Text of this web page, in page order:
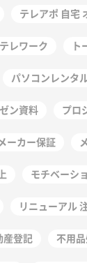
テレアポ 自宅
テレワーク ト
パソコンレンタ
ン資料 プロ
メーカー保証
モチベーシ
リニューアル
産登記 不用